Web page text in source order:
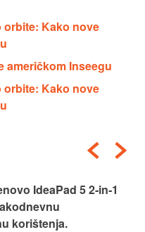
orbite: Kako nove
američkom Inseegu
orbite: Kako nove
IdeaPad 5 2‑in‑1
korištenja.